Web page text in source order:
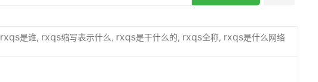
rxqs是谁, rxqs缩写表示什么, rxqs是干什么的, rxqs全称, rxqs是什么网络